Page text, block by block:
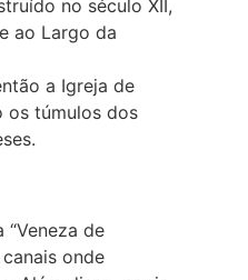
no século XII,
ao Largo da
a Igreja de
os túmulos dos
de
onde